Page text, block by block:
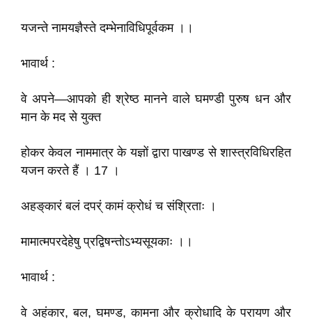
यजन्ते नामयज्ञैस्ते दम्भेनाविधिपूर्वकम ।।
भावार्थ :
वे अपने—आपको ही श्रेष्ठ मानने वाले घमण्डी पुरुष धन और
मान के मद से युक्त
होकर केवल नाममात्र के यज्ञों द्वारा पाखण्ड से शास्त्रविधिरहित
यजन करते हैं । 17 ।
अहङ्‌कारं बलं दपर्ं कामं क्रोधं च संश्रिताः ।
मामात्मपरदेहेषु प्रद्विषन्तोऽभ्यसूयकाः ।।
भावार्थ :
वे अहंकार, बल, घमण्ड, कामना और क्रोधादि के परायण और